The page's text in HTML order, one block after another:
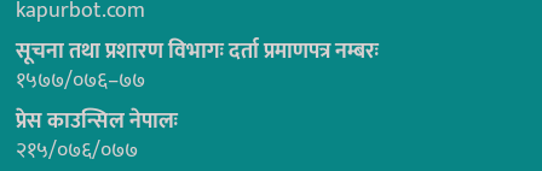
kapurbot.com
सूचना तथा प्रशारण विभागः दर्ता प्रमाणपत्र नम्बरः
१५७७/०७६–७७
प्रेस काउन्सिल नेपालः
२१५/०७६/०७७